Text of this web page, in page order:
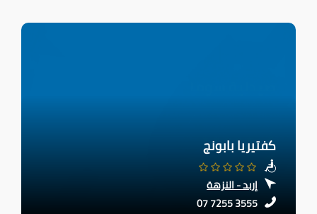
كفتيريا بابونج
إربد - النزهة
07 7255 3555